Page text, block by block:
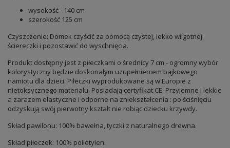
wysokość - 140 cm
szerokość 125 cm
Czyszczenie: Domek czyścić za pomocą czystej, lekko wilgotnej
ściereczki i pozostawić do wyschnięcia.
Produkt dostępny jest z piłeczkami o średnicy 7 cm - ogromny wybór
kolorystyczny będzie doskonałym uzupełnieniem bajkowego
namiotu dla dzieci. Piłeczki wyprodukowane są w Europie z
nietoksycznego materiału. Posiadają certyfikat CE. Przyjemne i lekkie
a zarazem elastyczne i odporne na zniekształcenia : po ściśnięciu
odzyskują swój pierwotny kształt nie robiąc dziecku krzywdy.
Skład pawilonu: 100% bawełna, tyczki z naturalnego drewna.
Skład piłeczek: 100% polietylen.